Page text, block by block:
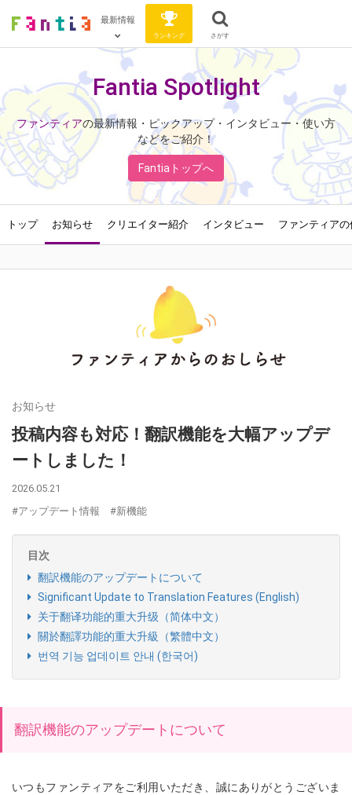
最新情報
ランキング さがす
Fantia Spotlight
ファンティアの最新情報・ピックアップ・インタビュー・使い方
などをご紹介！
Fantiaトップへ
トップ お知らせ クリエイター紹介 インタビュー ファンティア
お知らせ
投稿内容も対応！翻訳機能を大幅アップデ
ートしました！
2026.05.21
#アップデート情報
#新機能
目次
翻訳機能のアップデートについて
Significant Update to Translation Features (English)
关于翻译功能的重大升级（简体中文）
關於翻譯功能的重大升級（繁體中文）
번역 기능 업데이트 안내 (한국어)
翻訳機能のアップデートについて
いつもファンティアをご利用いただき、誠にありがとうございま